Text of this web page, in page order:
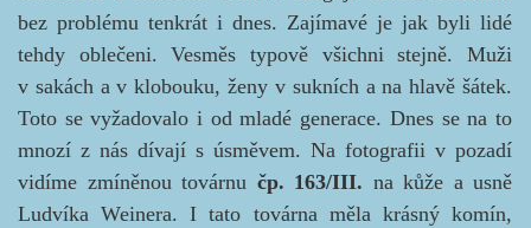
bez problému tenkrát i dnes. Zajímavé je jak byli lidé
tehdy oblečeni. Vesměs typově všichni stejně. Muži
v sakách a v klobouku, ženy v sukních a na hlavě šátek.
Toto se vyžadovalo i od mladé generace. Dnes se na to
mnozí z nás dívají s úsměvem. Na fotografii v pozadí
vidíme zmíněnou továrnu čp. 163/III. na kůže a usně
Ludvíka Weinera. I tato továrna měla krásný komín,